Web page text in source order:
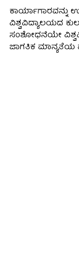
ಕಾರ್ಯಾಗಾರವನ್ನು
ವಿಶ್ವವಿದ್ಯಾಲಯದ
ಸಂಶೋಧನೆಯೇ
ಜಾಗತಿಕ ಮಾನ್ಯತೆಯ